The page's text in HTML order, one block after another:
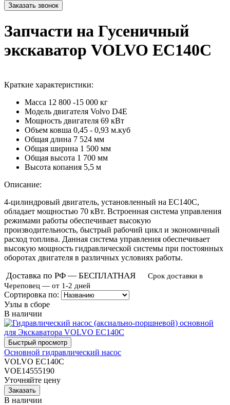
Запчасти на Гусеничный
экскаватор VOLVO EC140C
Краткие характеристики:
Масса 12 800 -15 000 кг
Модель двигателя Volvo D4E
Мощность двигателя 69 кВт
Объем ковша 0,45 - 0,93 м.куб
Общая длина 7 524 мм
Общая ширина 1 500 мм
Общая высота 1 700 мм
Высота копания 5,5 м
Описание:
4-цилиндровый двигатель, установленный на EC140C,
обладает мощностью 70 кВт. Встроенная система управления
режимами работы обеспечивает высокую
производительность, быстрый рабочий цикл и экономичный
расход топлива. Данная система управления обеспечивает
высокую мощность гидравлической системы при постоянных
оборотах двигателя в различных условиях работы.
Доставка по РФ — БЕСПЛАТНАЯ
Срок доставки в
Череповец — от 1-2 дней
Сортировка по:
Узлы в сборе
В наличии
Основной гидравлический насос
VOLVO EC140C
VOE14555190
Уточняйте цену
В наличии